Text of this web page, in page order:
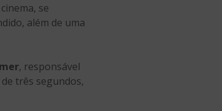
se
além de uma
, responsável
três segundos,